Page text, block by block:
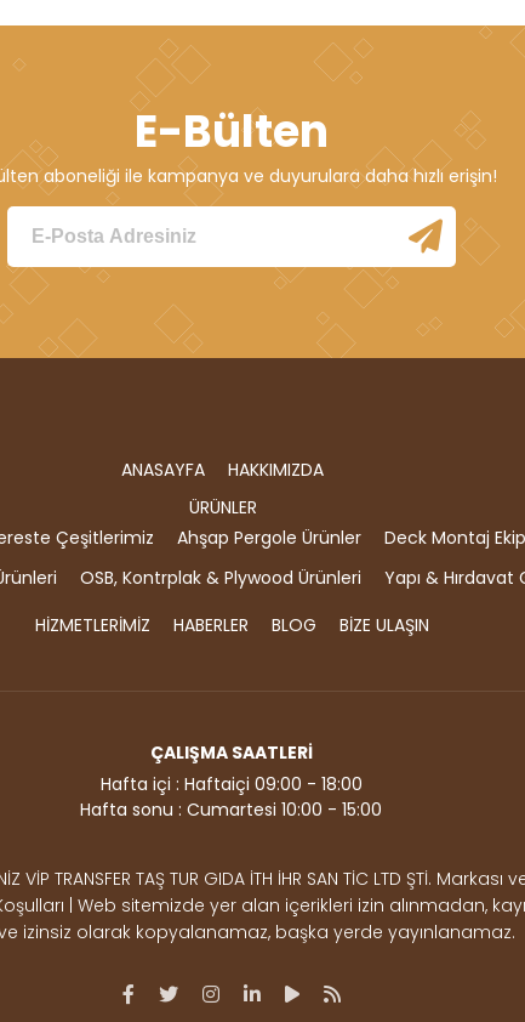
E-Bülten
aboneliği ile kampanya ve duyurulara daha hızlı erişin!
ANASAYFA
HAKKIMIZDA
ÜRÜNLER
Çeşitlerimiz Ahşap Pergole Ürünler Deck Montaj
OSB, Kontrplak & Plywood Ürünleri
Yapı & Hırdavat
HİZMETLERİMİZ
HABERLER BLOG BİZE ULAŞIN
ÇALIŞMA SAATLERİ
Hafta içi : Haftaiçi 09:00 - 18:00
Hafta sonu : Cumartesi 10:00 - 15:00
TRANSFER TAŞ TUR GIDA İTH İHR SAN TİC LTD ŞTİ.
| Web sitemizde yer alan içerikleri izin alınmadan,
ve izinsiz olarak kopyalanamaz, başka yerde yayınlanamaz.